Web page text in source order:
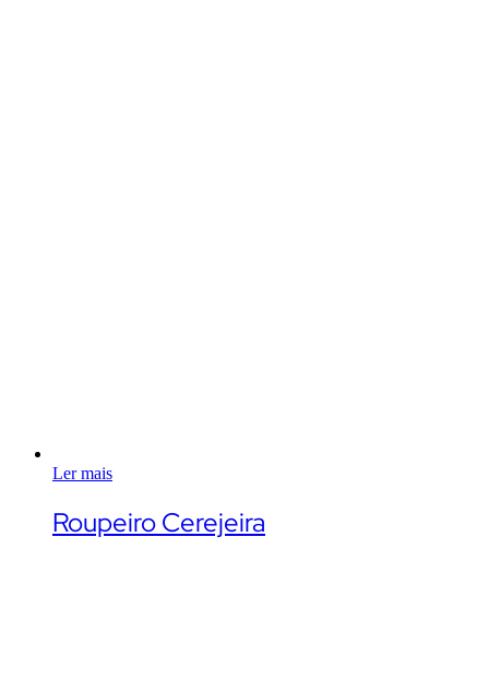
Ler mais
Roupeiro Cerejeira